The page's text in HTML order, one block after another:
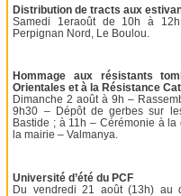
Distribution de tracts aux
Samedi 1eraoût de 10h à 12h
Perpignan Nord, Le Boulou.
Hommage aux résistants
Orientales et à la Résistance
Dimanche 2 août à 9h –
9h30 – Dépôt de gerbes sur
Bastide ; à 11h – Cérémonie à
la mairie – Valmanya.
Université d’été du PCF
Du vendredi 21 août (13h) au